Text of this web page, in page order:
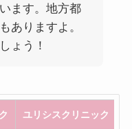
ます。地方都
ありますよ。
ょう！
ユリシスクリニック